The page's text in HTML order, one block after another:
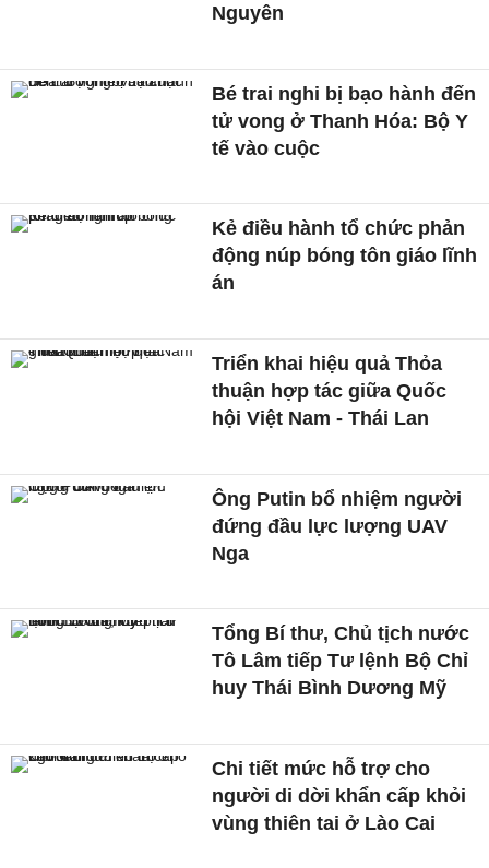
Nguyên
Bé trai nghi bị bạo hành đến
tử vong ở Thanh Hóa: Bộ Y
tế vào cuộc
Kẻ điều hành tổ chức phản
động núp bóng tôn giáo lĩnh
án
Triển khai hiệu quả Thỏa
thuận hợp tác giữa Quốc
hội Việt Nam - Thái Lan
Ông Putin bổ nhiệm người
đứng đầu lực lượng UAV
Nga
Tổng Bí thư, Chủ tịch nước
Tô Lâm tiếp Tư lệnh Bộ Chỉ
huy Thái Bình Dương Mỹ
Chi tiết mức hỗ trợ cho
người di dời khẩn cấp khỏi
vùng thiên tai ở Lào Cai